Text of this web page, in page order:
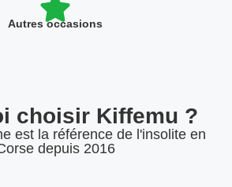
Autres occasions
choisir Kiffemu ?
est la référence de l'insolite en
depuis 2016